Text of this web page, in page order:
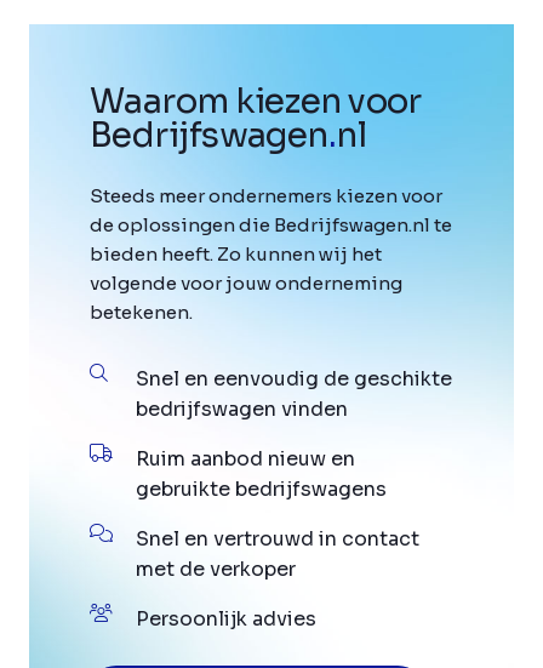
Waarom kiezen voor
Bedrijfswagen.nl
Steeds meer ondernemers kiezen voor
de oplossingen die Bedrijfswagen.nl te
bieden heeft. Zo kunnen wij het
volgende voor jouw onderneming
betekenen.
Snel en eenvoudig de geschikte
bedrijfswagen vinden
Ruim aanbod nieuw en
gebruikte bedrijfswagens
Snel en vertrouwd in contact
met de verkoper
Persoonlijk advies